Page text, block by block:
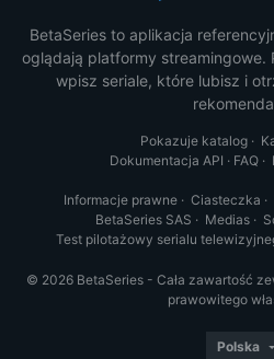
BetaSeries to aplikacja
oglądają platformy streamingowe.
wpisz seriale, które lubisz i
Pokazuje katalog·
Dokumentacja API · FAQ·
Informacje prawne· Ciasteczka ·
BetaSeries SAS · Medias·
Test pilotażowy serialu
© 2026 BetaSeries - Cała zawartość
prawowitego
Polska